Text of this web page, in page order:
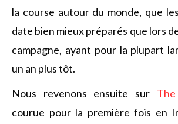
la course autour du monde, que
date bien mieux préparés que lors
campagne, ayant pour la plupart
un an plus tôt.
Nous revenons ensuite sur
courue pour la première fois en